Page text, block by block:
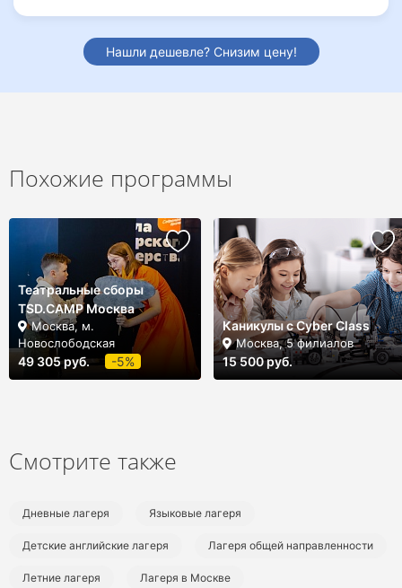
Нашли дешевле? Снизим цену!
Похожие программы
Театральные сборы
TSD.CAMP Москва
Москва, м.
Новослободская
49 305 руб. -5%
Каникулы с Cyber Class
Москва, 5 филиалов
15 500 руб.
Смотрите также
Дневные лагеря Языковые лагеря
Детские английские лагеря Лагеря общей направленности
Летние лагеря Лагеря в Москве